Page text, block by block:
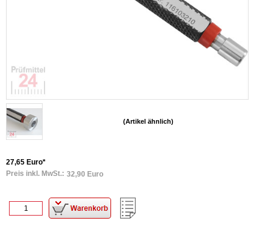
(Artikel ähnlich)
27,65 Euro*
Preis inkl. MwSt.: 32,90 Euro